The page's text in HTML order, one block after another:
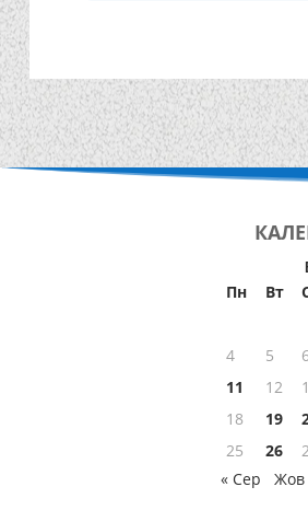
Пн Вт
4
5
11
12
18
19
25
26
« Сер
Жов